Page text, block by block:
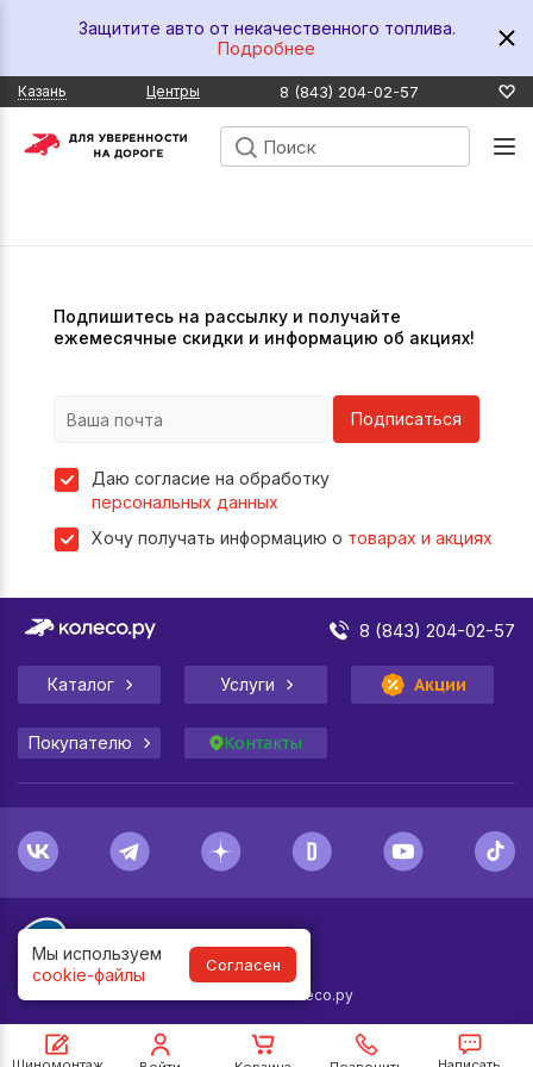
Мы используем
cookie-файлы
Согласен
Защитите авто от некачественного топлива.
Подробнее
Казань Центры 8 (843) 204-02-57
Подпишитесь на рассылку и получайте
ежемесячные скидки и информацию об акциях!
Подписаться
Даю согласие на обработку
персональных данных
Хочу получать информацию о товарах и акциях
8 (843) 204-02-57
Каталог Услуги Акции
Покупателю Контакты
© Колесо.ру